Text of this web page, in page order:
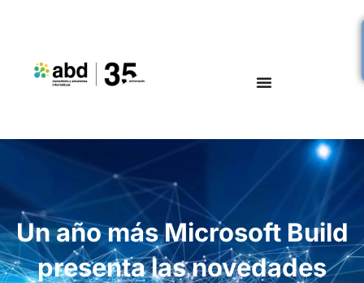
Un año más Microsoft Build
presenta las novedades